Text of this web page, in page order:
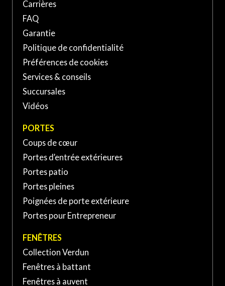
Canada
PORTE ET FENÊTRES VERDUN À SAINT-
BASILE-LE-GRAND
Saint-Basile-le-Grand, QC
J3N, Canada
PORTE ET FENÊTRES VERDUN À SAINT-
JEAN-SUR-RICHELIEU
370 Rue Laberge, Saint-Jean-
sur-Richelieu, QC J3A 1S2,
Canada
Carrières
FAQ
Garantie
Politique de confidentialité
Préférences de cookies
Services & conseils
Succursales
Vidéos
PORTES
Coups de cœur
Portes d’entrée extérieures
Portes patio
Portes pleines
Poignées de porte extérieure
Portes pour Entrepreneur
FENÊTRES
Collection Verdun
Fenêtres à battant
Fenêtres à auvent